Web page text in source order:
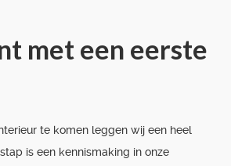
met een eerste
te komen leggen wij een heel
is een kennismaking in onze